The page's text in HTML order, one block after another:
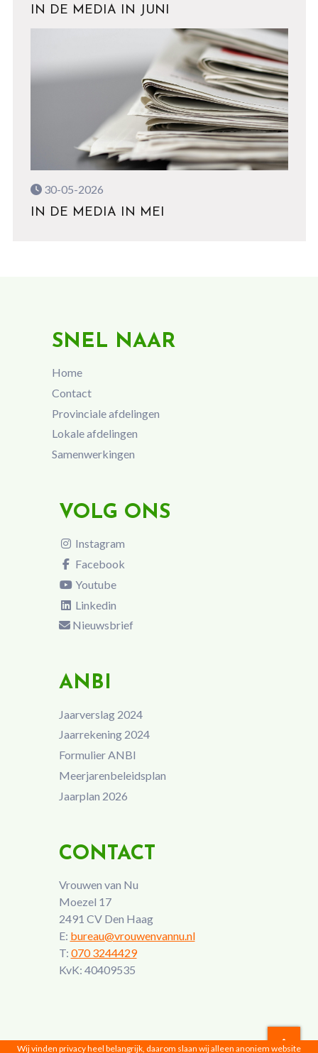
IN DE MEDIA IN JUNI
30-05-2026
IN DE MEDIA IN MEI
SNEL NAAR
Home
Contact
Provinciale afdelingen
Lokale afdelingen
Samenwerkingen
VOLG ONS
Instagram
Facebook
Youtube
Linkedin
Nieuwsbrief
ANBI
Jaarverslag 2024
Jaarrekening 2024
Formulier ANBI
Meerjarenbeleidsplan
Jaarplan 2026
CONTACT
Vrouwen van Nu
Moezel 17
2491 CV Den Haag
E: bureau@vrouwenvannu.nl
T: 070 3244429
KvK: 40409535
Wij vinden privacy heel belangrijk, daarom slaan wij alleen anoniem website